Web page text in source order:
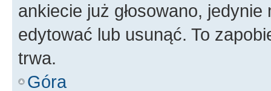
ankiecie już głosowano,
edytować lub usunąć. To
trwa.
Góra